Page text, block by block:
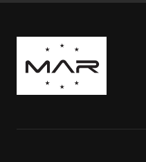
Boutique Mags à Rabais